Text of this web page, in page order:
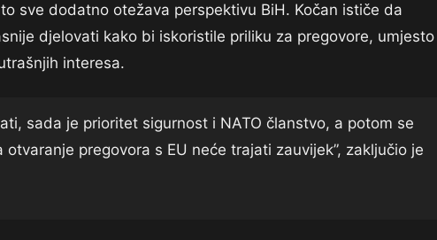
sve dodatno otežava perspektivu BiH. Kočan ističe da
djelovati kako bi iskoristile priliku za pregovore, umjesto
interesa.
sada je prioritet sigurnost i NATO članstvo, a potom se
pregovora s EU neće trajati zauvijek”, zaključio je